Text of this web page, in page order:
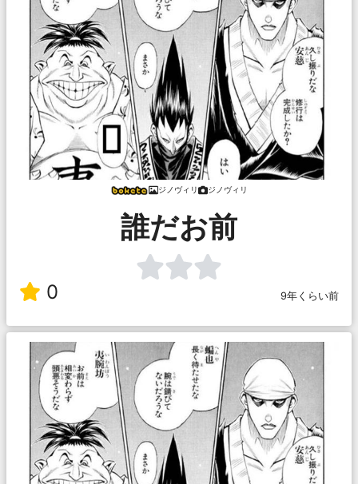
ジノヴィリ ジノヴィリ
誰だお前
0 9年くらい前